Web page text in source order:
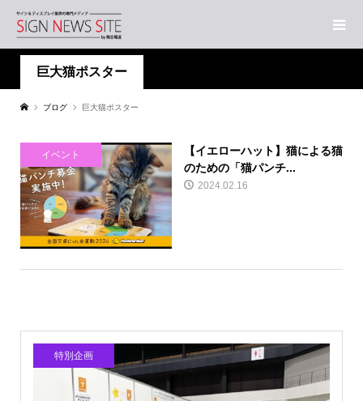
巨大猫ポスター
ブログ 巨大猫ポスター
イベント
【イエローハット】猫による猫
のための「猫パンチ...
2024.02.16
特別企画